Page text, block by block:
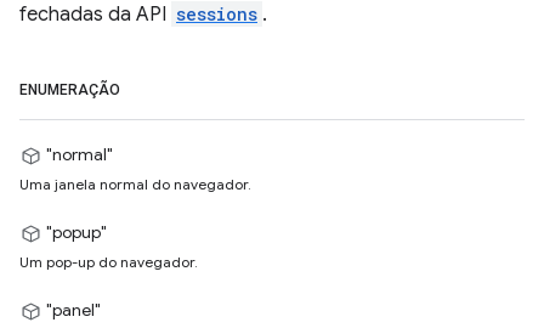
fechadas da API sessions .
ENUMERAÇÃO
"normal"
Uma janela normal do navegador.
"popup"
Um pop-up do navegador.
"panel"